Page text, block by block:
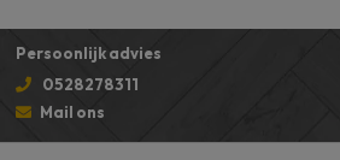
Persoonlijk advies
0528278311
Mail ons